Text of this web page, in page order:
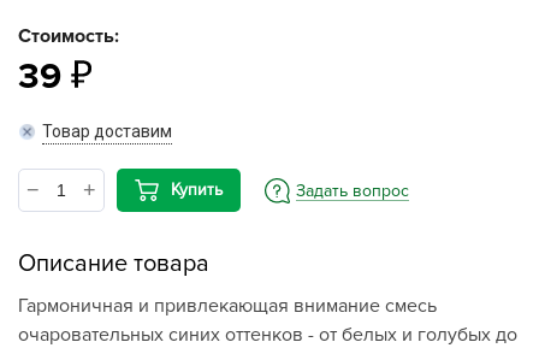
Стоимость:
39
Товар доставим
Купить Задать вопрос
Описание товара
Гармоничная и привлекающая внимание смесь
очаровательных синих оттенков - от белых и голубых до